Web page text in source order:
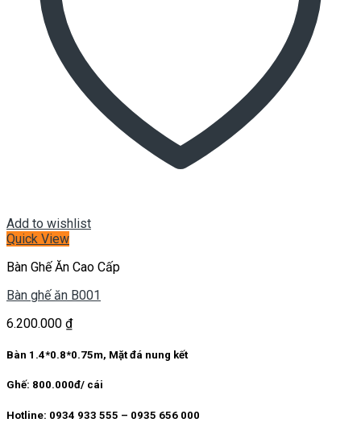
Add to wishlist
Quick View
Bàn Ghế Ăn Cao Cấp
Bàn ghế ăn B001
6.200.000 ₫
Bàn 1.4*0.8*0.75m, Mặt đá nung kết
Ghế: 800.000đ/ cái
Hotline: 0934 933 555 – 0935 656 000